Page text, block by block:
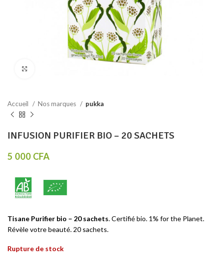
Accueil Nos marques pukka
INFUSION PURIFIER BIO – 20 SACHETS
5 000 CFA
Tisane Purifier bio – 20 sachets. Certifié bio. 1% for the Planet.
Révèle votre beauté. 20 sachets.
Rupture de stock